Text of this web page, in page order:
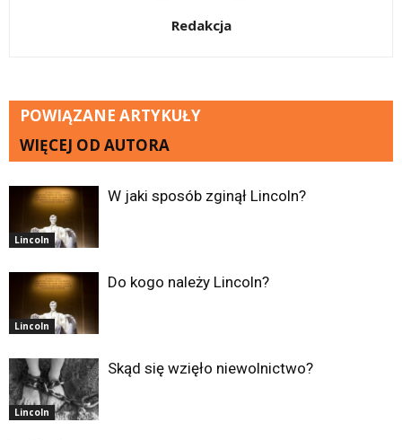
Redakcja
POWIĄZANE ARTYKUŁY
WIĘCEJ OD AUTORA
Lincoln
W jaki sposób zginął Lincoln?
Lincoln
Do kogo należy Lincoln?
Lincoln
Skąd się wzięło niewolnictwo?